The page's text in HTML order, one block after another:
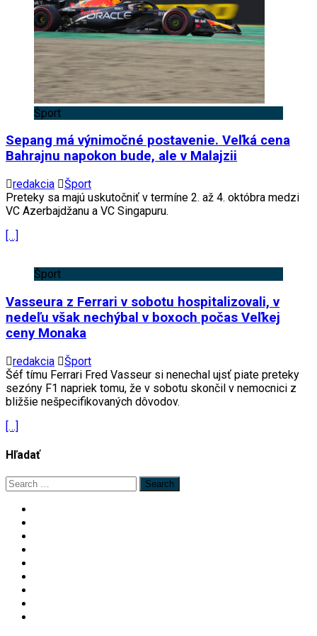
Šport
Sepang má výnimočné postavenie. Veľká cena
Bahrajnu napokon bude, ale v Malajzii
redakcia
Šport
Preteky sa majú uskutočniť v termíne 2. až 4. októbra medzi
VC Azerbajdžanu a VC Singapuru.
[…]
Šport
Vasseura z Ferrari v sobotu hospitalizovali, v
nedeľu však nechýbal v boxoch počas Veľkej
ceny Monaka
redakcia
Šport
Šéf tímu Ferrari Fred Vasseur si nenechal ujsť piate preteky
sezóny F1 napriek tomu, že v sobotu skončil v nemocnici z
bližšie nešpecifikovaných dôvodov.
[…]
Hľadať
Search
for: